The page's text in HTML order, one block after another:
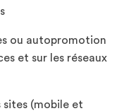
ou autopromotion
et sur les réseaux
(mobile et